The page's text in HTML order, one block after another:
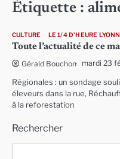
Étiquette :
CULTURE LE 1/4 D'HEURE
Toute l’actualité de ce
Gérald Bouchon mardi 23
Régionales : un sondage
éleveurs dans la rue,
à la reforestation
Rechercher